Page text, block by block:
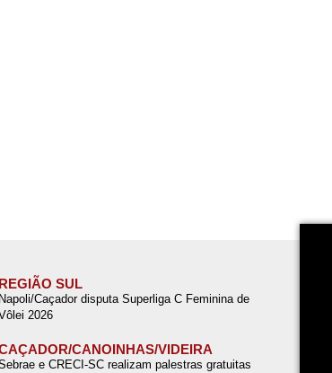
REGIÃO SUL
Napoli/Caçador disputa Superliga C Feminina de
2026
CANOINHAS/VIDEIRA
e CRECI-SC realizam palestras gratuitas